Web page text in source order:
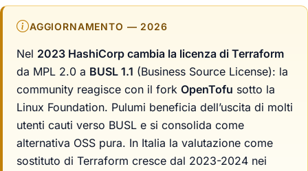
AGGIORNAMENTO — 2026
Nel 2023 HashiCorp cambia la licenza di Terraform
da MPL 2.0 a BUSL 1.1 (Business Source License): la
community reagisce con il fork OpenTofu sotto la
Linux Foundation. Pulumi beneficia dell’uscita di molti
utenti cauti verso BUSL e si consolida come
alternativa OSS pura. In Italia la valutazione come
sostituto di Terraform cresce dal 2023-2024 nei